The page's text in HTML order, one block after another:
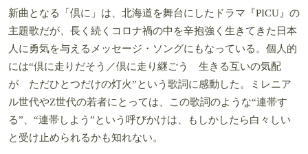
新曲となる「倶に」は、北海道を舞台にしたドラマ『PICU』の
主題歌だが、長く続くコロナ禍の中を辛抱強く生きてきた日本
人に勇気を与えるメッセージ・ソングにもなっている。個人的
には“倶に走りだそう／倶に走り継ごう 生きる互いの気配
が ただひとつだけの灯火”という歌詞に感動した。ミレニア
ル世代やZ世代の若者にとっては、この歌詞のような“連帯す
る”、“連帯しよう”という呼びかけは、もしかしたら白々しい
と受け止められるかも知れない。